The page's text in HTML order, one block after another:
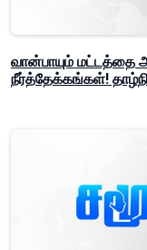
வான்பாயும் மட்டத்தை
நீர்த்தேக்கங்கள்!